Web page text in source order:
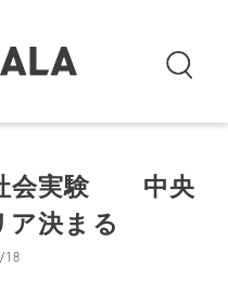
社会実験 中央
決まる
18